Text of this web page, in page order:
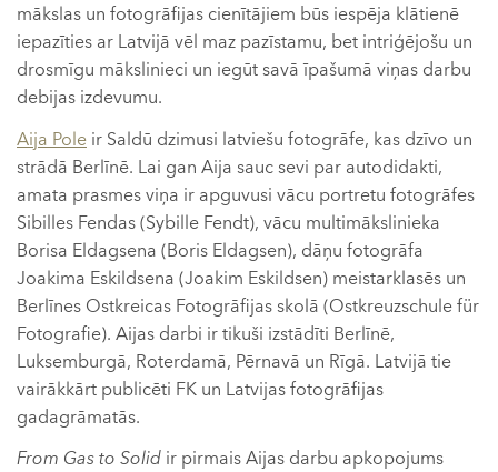
mākslas un fotogrāfijas cienītājiem būs iespēja klātienē
iepazīties ar Latvijā vēl maz pazīstamu, bet intriģējošu un
drosmīgu mākslinieci un iegūt savā īpašumā viņas darbu
debijas izdevumu.
Aija Pole ir Saldū dzimusi latviešu fotogrāfe, kas dzīvo un
strādā Berlīnē. Lai gan Aija sauc sevi par autodidakti,
amata prasmes viņa ir apguvusi vācu portretu fotogrāfes
Sibilles Fendas (Sybille Fendt), vācu multimākslinieka
Borisa Eldagsena (Boris Eldagsen), dāņu fotogrāfa
Joakima Eskildsena (Joakim Eskildsen) meistarklasēs un
Berlīnes Ostkreicas Fotogrāfijas skolā (Ostkreuzschule für
Fotografie). Aijas darbi ir tikuši izstādīti Berlīnē,
Luksemburgā, Roterdamā, Pērnavā un Rīgā. Latvijā tie
vairākkārt publicēti FK un Latvijas fotogrāfijas
gadagrāmatās.
From Gas to Solid ir pirmais Aijas darbu apkopojums